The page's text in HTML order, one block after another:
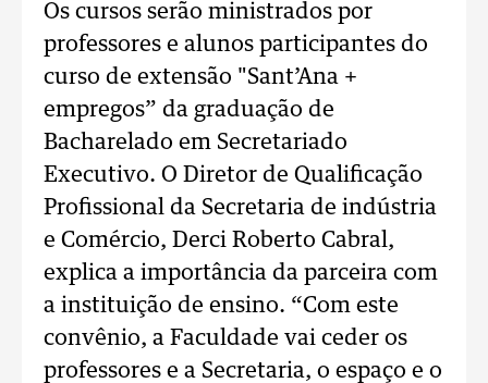
Os cursos serão ministrados por
professores e alunos participantes do
curso de extensão "Sant’Ana +
empregos” da graduação de
Bacharelado em Secretariado
Executivo. O Diretor de Qualificação
Profissional da Secretaria de indústria
e Comércio, Derci Roberto Cabral,
explica a importância da parceira com
a instituição de ensino. “Com este
convênio, a Faculdade vai ceder os
professores e a Secretaria, o espaço e o